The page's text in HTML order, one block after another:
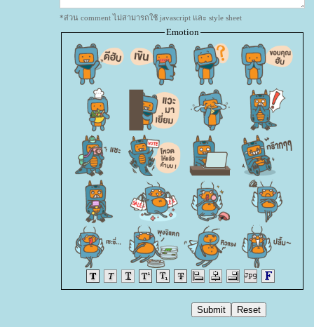
*ส่วน comment ไม่สามารถใช้ javascript และ style sheet
Emotion